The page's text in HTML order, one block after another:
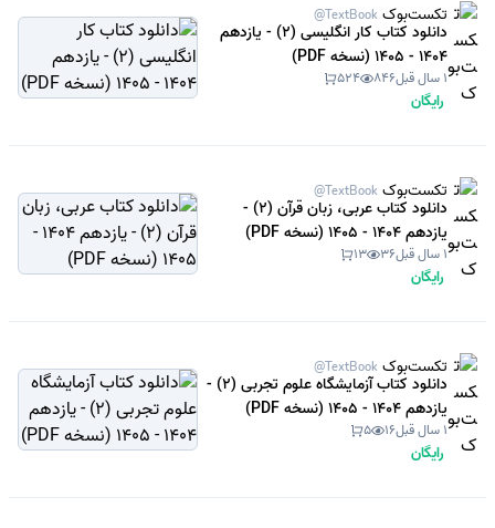
تکست‌بوک @TextBook
دانلود کتاب کار انگلیسی (2) - یازدهم
1404 - 1405 (نسخه PDF)
1 سال قبل 846
524
رایگان
تکست‌بوک @TextBook
دانلود کتاب عربی، زبان قرآن (2) -
یازدهم 1404 - 1405 (نسخه PDF)
1 سال قبل 36
13
رایگان
تکست‌بوک @TextBook
دانلود کتاب آزمایشگاه علوم تجربی (2) -
یازدهم 1404 - 1405 (نسخه PDF)
1 سال قبل 16
5
رایگان